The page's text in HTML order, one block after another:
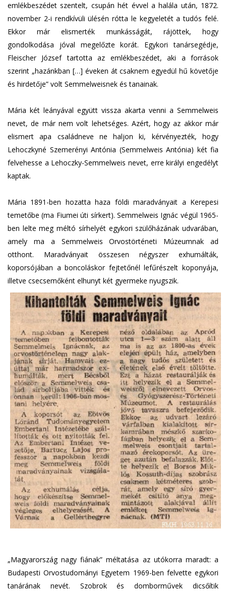
emlékbeszédet szentelt, csupán hét évvel a halála után, 1872.
november 2-i rendkívüli ülésén rótta le kegyeletét a tudós felé.
Ekkor már elismerték munkásságát, rájöttek, hogy
gondolkodása jóval megelőzte korát. Egykori tanársegédje,
Fleischer József tartotta az emlékbeszédet, aki a források
szerint „hazánkban […] éveken át csaknem egyedül hű követője
és hirdetője” volt Semmelweisnek és tanainak.
Mária két leányával együtt vissza akarta venni a Semmelweis
nevet, de már nem volt lehetséges. Azért, hogy az akkor már
elismert apa családneve ne haljon ki, kérvényezték, hogy
Lehoczkyné Szemerényi Antónia (Semmelweis Antónia) két fia
felvehesse a Lehoczky-Semmelweis nevet, erre királyi engedélyt
kaptak.
Mária 1891-ben hozatta haza földi maradványait a Kerepesi
temetőbe (ma Fiumei úti sírkert). Semmelweis Ignác végül 1965-
ben lelte meg méltó sírhelyét egykori szülőházának udvarában,
amely ma a Semmelweis Orvostörténeti Múzeumnak ad
otthont. Maradványait összesen négyszer exhumálták,
koporsójában a boncoláskor fejtetőnél lefűrészelt koponyája,
illetve csecsemőként elhunyt két gyermeke nyugszik.
„Magyarország nagy fiának” méltatása az utókorra maradt: a
Budapesti Orvostudományi Egyetem 1969-ben felvette egykori
tanárának nevét. Szobrok és domborművek dicsőítik